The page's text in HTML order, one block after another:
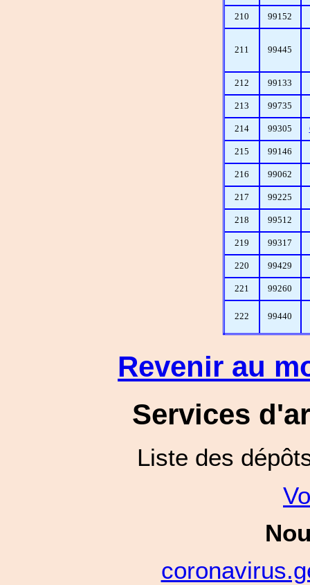
210 99152
211 99445
212 99133
213 99735
214 99305
215 99146
216 99062
217 99225
218 99512
219 99317
220 99429
221 99260
222 99440
Revenir au
Services
Liste des